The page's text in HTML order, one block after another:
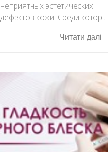
неприятных эстетических
дефектов кожи. Среди котор...
Читати далі